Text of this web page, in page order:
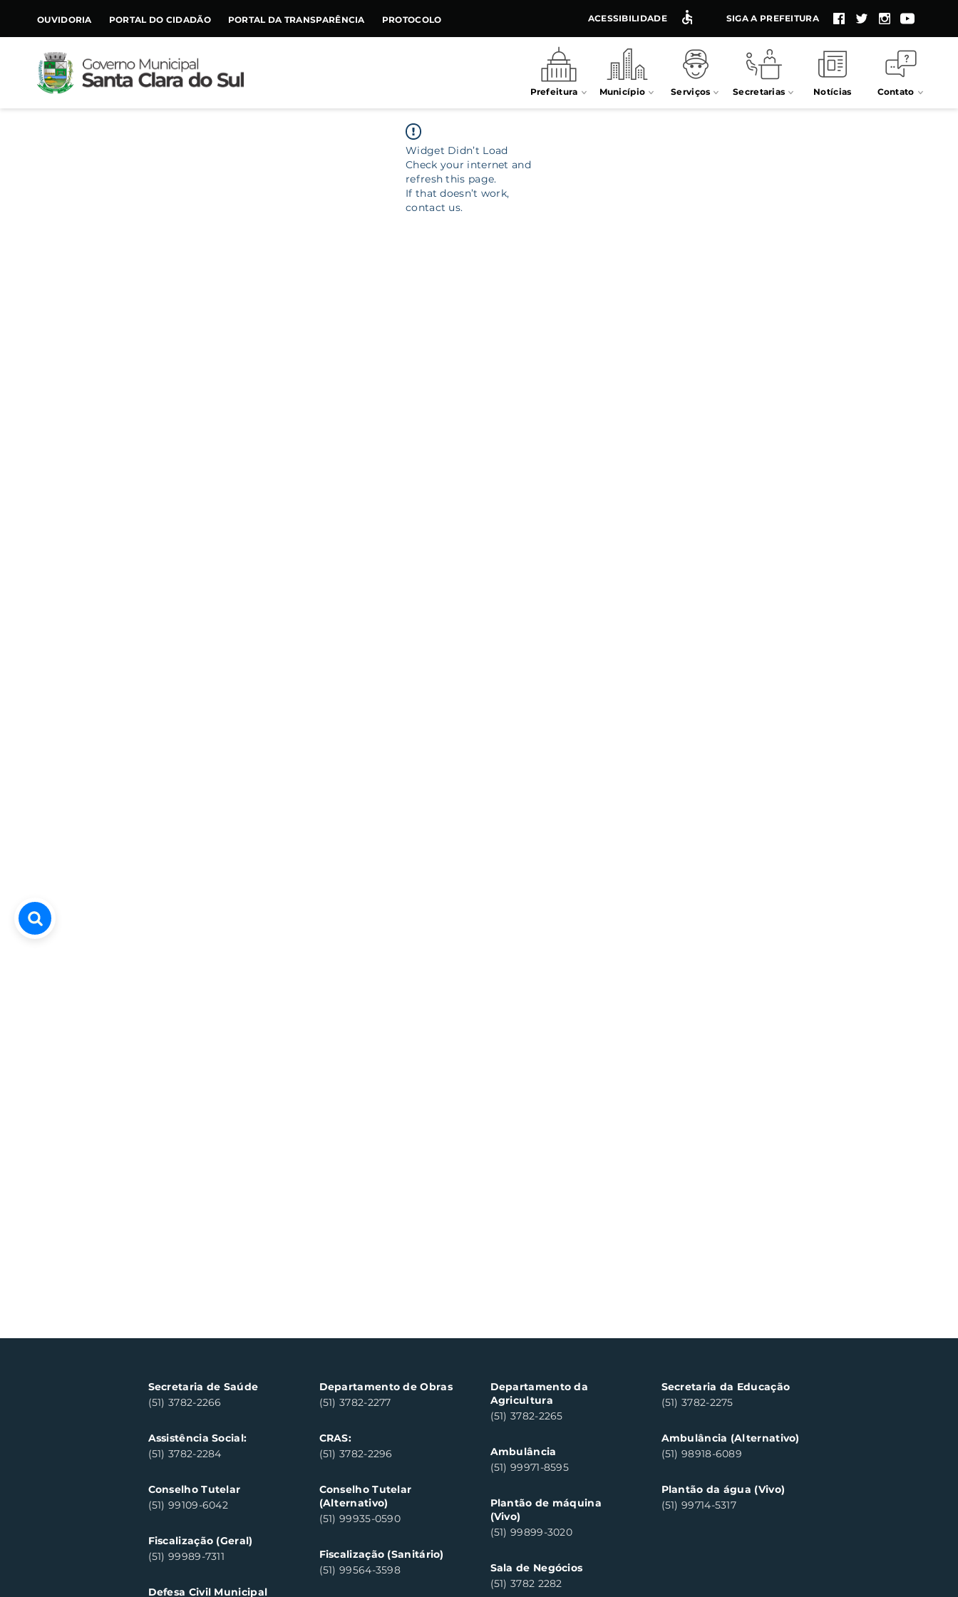
CONTEÚDO
OUVIDORIA PORTAL DO CIDADÃO PORTAL DA TRANSPARÊNCIA PROTOCOLO ACESSIBILIDADE SIGA A PREFEITURA
Prefeitura Município Serviços Secretarias Notícias Contato
Widget Didn’t Load
Check your internet and
refresh this page.
If that doesn’t work,
contact us.
Secretaria de Saúde
(51) 3782-2266
Assistência Social:
(51) 3782-2284
Conselho Tutelar
(51) 99109-6042
Fiscalização (Geral)
(51) 99989-7311
Defesa Civil Municipal
Departamento de Obras
(51) 3782-2277
CRAS:
(51) 3782-2296
Conselho Tutelar
(Alternativo)
(51) 99935-0590
Fiscalização (Sanitário)
(51) 99564-3598
Departamento da
Agricultura
(51) 3782-2265
Ambulância
(51) 99971-8595
Plantão de máquina
(Vivo)
(51) 99899-3020
Sala de Negócios
(51) 3782 2282
Secretaria da Educação
(51) 3782-2275
Ambulância (Alternativo)
(51) 98918-6089
Plantão da água (Vivo)
(51) 99714-5317